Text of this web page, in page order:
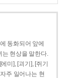
동화되어 앞에
는 현상을 말한다.
미], [괴기], [쥐기
주 일어나는 현